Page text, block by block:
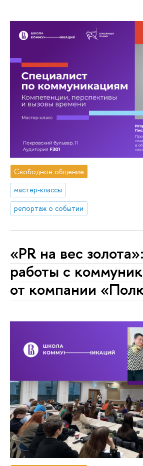
Свободное общение
мастер-классы
репортаж о событии
«PR на вес
работы с
от компании